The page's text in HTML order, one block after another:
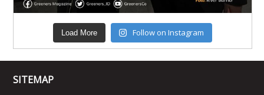
Load More Follow on Instagram
SITEMAP